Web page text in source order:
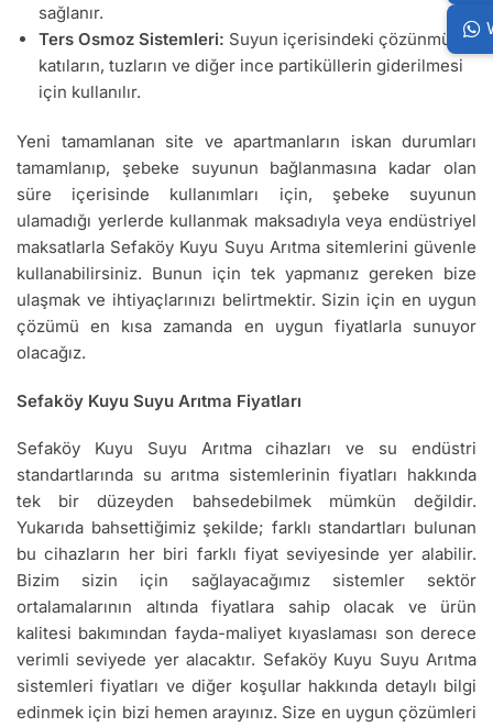
sağlanır.
Ters Osmoz Sistemleri: Suyun içerisindeki çözünmüş
katıların, tuzların ve diğer ince partiküllerin giderilmesi
için kullanılır.
Yeni tamamlanan site ve apartmanların iskan durumları
tamamlanıp, şebeke suyunun bağlanmasına kadar olan
süre içerisinde kullanımları için, şebeke suyunun
ulamadığı yerlerde kullanmak maksadıyla veya endüstriyel
maksatlarla Sefaköy Kuyu Suyu Arıtma sitemlerini güvenle
kullanabilirsiniz. Bunun için tek yapmanız gereken bize
ulaşmak ve ihtiyaçlarınızı belirtmektir. Sizin için en uygun
çözümü en kısa zamanda en uygun fiyatlarla sunuyor
olacağız.
Sefaköy Kuyu Suyu Arıtma Fiyatları
Sefaköy Kuyu Suyu Arıtma cihazları ve su endüstri
standartlarında su arıtma sistemlerinin fiyatları hakkında
tek bir düzeyden bahsedebilmek mümkün değildir.
Yukarıda bahsettiğimiz şekilde; farklı standartları bulunan
bu cihazların her biri farklı fiyat seviyesinde yer alabilir.
Bizim sizin için sağlayacağımız sistemler sektör
ortalamalarının altında fiyatlara sahip olacak ve ürün
kalitesi bakımından fayda-maliyet kıyaslaması son derece
verimli seviyede yer alacaktır. Sefaköy Kuyu Suyu Arıtma
sistemleri fiyatları ve diğer koşullar hakkında detaylı bilgi
edinmek için bizi hemen arayınız. Size en uygun çözümleri